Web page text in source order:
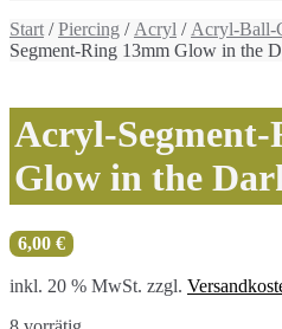
Start /Piercing / Acryl / Acryl-Ball-
Segment-Ring 13mm Glow in the
Acryl-Segment-
Glow in the
6,00 €
inkl. 20 % MwSt. zzgl.